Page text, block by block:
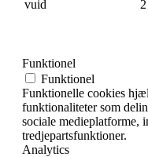
vuid
Funktionel
Funktionel
Funktionelle cookies
funktionaliteter som
sociale medieplatforme,
tredjepartsfunktioner.
Analytics